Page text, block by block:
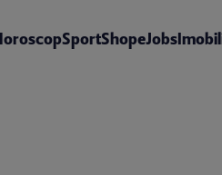
SportShopeJobs